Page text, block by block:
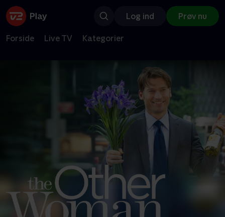
Log ind Prøv nu
Forside Live TV Kategorier